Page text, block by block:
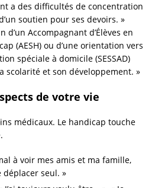
a des difficultés de concentration
soutien pour ses devoirs. »
d’un Accompagnant d’Élèves en
(AESH) ou d’une orientation vers
spéciale à domicile (SESSAD)
scolarité et son développement. »
de votre vie
médicaux. Le handicap touche
à voir mes amis et ma famille,
déplacer seul. »